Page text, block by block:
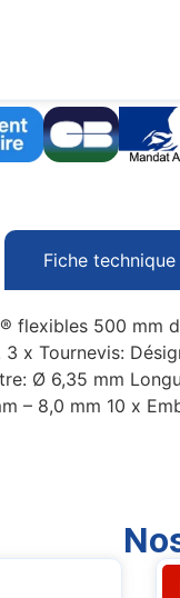
Fiche technique
flexibles 500 mm
x Tournevis:
Ø 6,35 mm
– 8,0 mm 10 x